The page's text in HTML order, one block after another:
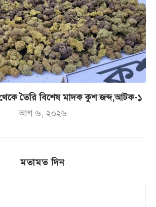
তৈরি বিশেষ মাদক কুশ জব্দ,আটক-১
আগ ৬, ২০২৬
মতামত দিন